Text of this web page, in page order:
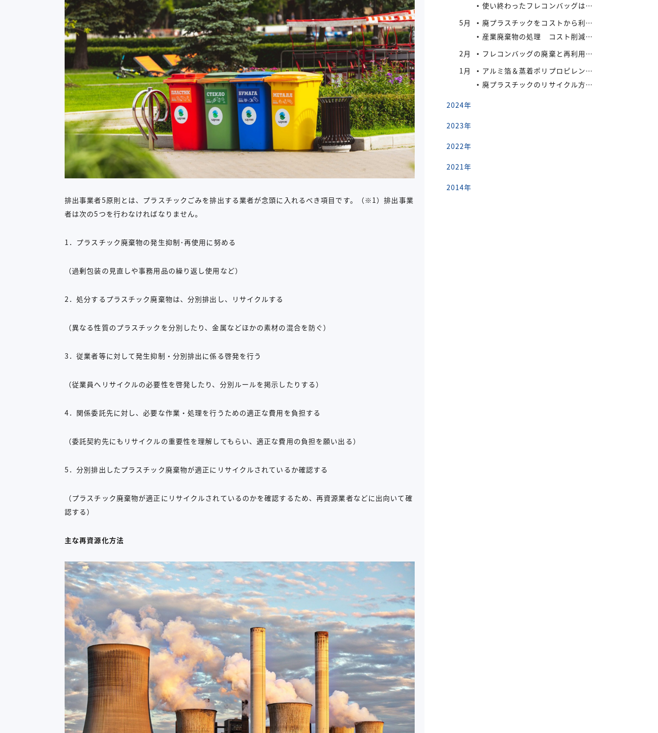
排出事業者5原則とは、プラスチックごみを排出する業者が念頭に入れるべき項目です。（※1）排出事業
者は次の5つを行わなければなりません。
1．プラスチック廃棄物の発生抑制･再使用に努める
（過剰包装の見直しや事務用品の繰り返し使用など）
2．処分するプラスチック廃棄物は、分別排出し、リサイクルする
（異なる性質のプラスチックを分別したり、金属などほかの素材の混合を防ぐ）
3．従業者等に対して発生抑制・分別排出に係る啓発を行う
（従業員へリサイクルの必要性を啓発したり、分別ルールを掲示したりする）
4．関係委託先に対し、必要な作業・処理を行うための適正な費用を負担する
（委託契約先にもリサイクルの重要性を理解してもらい、適正な費用の負担を願い出る）
5．分別排出したプラスチック廃棄物が適正にリサイクルされているか確認する
（プラスチック廃棄物が適正にリサイクルされているのかを確認するため、再資源業者などに出向いて確
認する）
主な再資源化方法
使い終わったフレコンバッグは資産になる？買取サービスを活用したリサイクル戦略
5月
廃プラスチックをコストから利益へ：買取価格の仕組みと高値で売るコツ
産業廃棄物の処理 コスト削減と法令順守のポイント
2月
フレコンバッグの廃棄と再利用に関する法規制
1月
アルミ箔＆蒸着ポリプロピレンシート 高価買取実施中
廃プラスチックのリサイクル方法と再利用の流れ
2024年
2023年
2022年
2021年
2014年